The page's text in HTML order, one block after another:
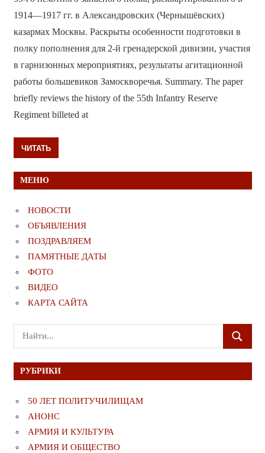
1914—1917 гг. в Александровских (Чернышёвских)
казармах Москвы. Раскрыты особенности подготовки в
полку пополнения для 2-й гренадерской дивизии, участия
в гарнизонных мероприятиях, результаты агитационной
работы большевиков Замоскворечья. Summary. The paper
briefly reviews the history of the 55th Infantry Reserve
Regiment billeted at
ЧИТАТЬ
МЕНЮ
НОВОСТИ
ОБЪЯВЛЕНИЯ
ПОЗДРАВЛЯЕМ
ПАМЯТНЫЕ ДАТЫ
ФОТО
ВИДЕО
КАРТА САЙТА
Поиск
для:
ПОИСК
РУБРИКИ
50 ЛЕТ ПОЛИТУЧИЛИЩАМ
АНОНС
АРМИЯ И КУЛЬТУРА
АРМИЯ И ОБЩЕСТВО